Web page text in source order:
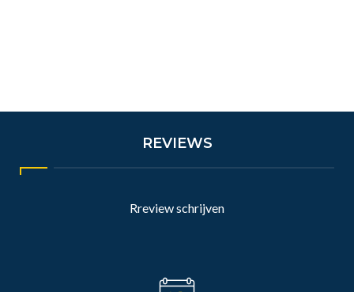
REVIEWS
Rreview schrijven